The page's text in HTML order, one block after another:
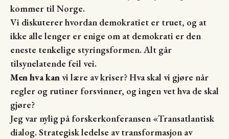
kommer til Norge.
Vi diskuterer hvordan demokratiet er truet, og at
ikke alle lenger er enige om at demokrati er den
eneste tenkelige styringsformen. Alt går
tilsynelatende feil vei.
Men hva kanvi lære av kriser? Hva skal vi gjøre når
regler og rutiner forsvinner, og ingen vet hva de skal
gjøre?
Jeg var nylig på forskerkonferansen «Transatlantisk
dialog. Strategisk ledelse av transformasjon av